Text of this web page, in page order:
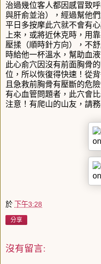
治過幾位客人都因感冒致
與肝俞並治），經過幫他
平日多按摩此穴就不會有
上來，或將近休克時，用
壓揉（順時針方向），不
時給他一杯溫水，幫助血液
此心俞穴因沒有前面胸骨
位，所以恢復得快速！從
且急救前胸骨有壓斷的危險
有心血管問題者，此穴會
注意！有爬山的山友，請
於 下午3:28
分享
沒有留言: